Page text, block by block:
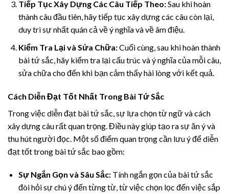
Tiếp Tục Xây Dựng Các Câu Tiếp Theo:Sau khi hoàn
thành câu đầu tiên, hãy tiếp tục xây dựng các câu còn lại,
duy trì sự nhất quán cả về ý nghĩa và về âm điệu.
Kiểm Tra Lại và Sửa Chữa:Cuối cùng, sau khi hoàn thành
bài tứ sắc, hãy kiểm tra lại cấu trúc và ý nghĩa của mỗi câu,
sửa chữa cho đến khi bạn cảm thấy hài lòng với kết quả.
Cách Diễn Đạt Tốt Nhất Trong Bài Tứ Sắc
Trong việc diễn đạt bài tứ sắc, sự lựa chọn từ ngữ và cách
xây dựng câu rất quan trọng. Điều này giúp tạo ra sự ăn ý và
thu hút người đọc. Một số điểm quan trọng cần lưu ý để diễn
đạt tốt trong bài tứ sắc bao gồm:
Sự Ngắn Gọn và Sâu Sắc:Tính ngắn gọn của bài tứ sắc
đòi hỏi sự chú ý đến từng từ, từ việc chọn lọc đến việc sắp